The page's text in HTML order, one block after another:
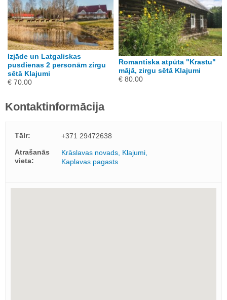
Izjāde un Latgaliskas
pusdienas 2 personām zirgu
sētā Klajumi
€ 70.00
Romantiska atpūta "Krastu"
mājā, zirgu sētā Klajumi
€ 80.00
Kontaktinformācija
Tālr:
+371 29472638
Atrašanās
vieta:
Krāslavas novads, Klajumi,
Kaplavas pagasts